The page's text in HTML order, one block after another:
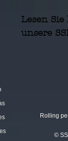
Lesen
unsere
Rolling
©